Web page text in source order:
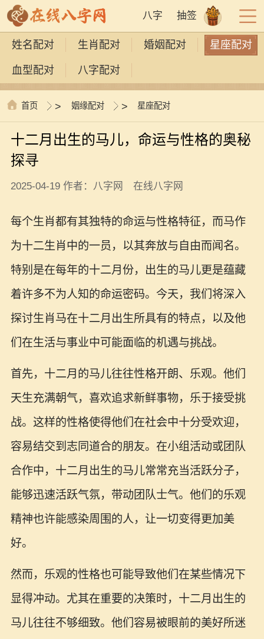
八字 抽签
姓名配对 生肖配对 婚姻配对 星座配对
血型配对 八字配对
首页 > 姻缘配对 > 星座配对
十二月出生的马儿，命运与性格的奥秘
探寻
2025-04-19 作者：八字网 在线八字网
每个生肖都有其独特的命运与性格特征，而马作
为十二生肖中的一员，以其奔放与自由而闻名。
特别是在每年的十二月份，出生的马儿更是蕴藏
着许多不为人知的命运密码。今天，我们将深入
探讨生肖马在十二月出生所具有的特点，以及他
们在生活与事业中可能面临的机遇与挑战。
首先，十二月的马儿往往性格开朗、乐观。他们
天生充满朝气，喜欢追求新鲜事物，乐于接受挑
战。这样的性格使得他们在社会中十分受欢迎，
容易结交到志同道合的朋友。在小组活动或团队
合作中，十二月出生的马儿常常充当活跃分子，
能够迅速活跃气氛，带动团队士气。他们的乐观
精神也许能感染周围的人，让一切变得更加美
好。
然而，乐观的性格也可能导致他们在某些情况下
显得冲动。尤其在重要的决策时，十二月出生的
马儿往往不够细致。他们容易被眼前的美好所迷